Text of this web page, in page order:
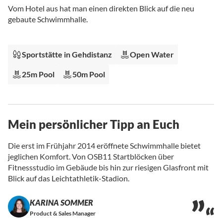
Anfang
der
Vom Hotel aus hat man einen direkten Blick auf die neu
gebaute Schwimmhalle.
Sportstätte in Gehdistanz Open Water
25m Pool 50m Pool
Mein persönlicher Tipp an Euch
Die erst im Frühjahr 2014 eröffnete Schwimmhalle bietet
jeglichen Komfort. Von OSB11 Startblöcken über
Fitnessstudio im Gebäude bis hin zur riesigen Glasfront mit
Blick auf das Leichtathletik-Stadion.
KARINA SOMMER
Product & Sales Manager